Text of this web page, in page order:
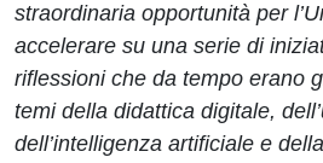
straordinaria opportunità per
accelerare su una serie di
riflessioni che da tempo erano
temi della didattica digitale,
dell’intelligenza artificiale e